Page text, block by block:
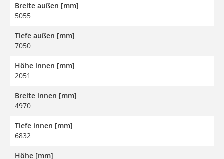
Breite außen [mm]
5055
Tiefe außen [mm]
7050
Höhe innen [mm]
2051
Breite innen [mm]
4970
Tiefe innen [mm]
6832
Höhe [mm]